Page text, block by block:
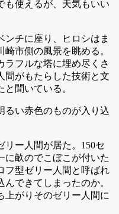
も使えるが、天気もいい
ンチに座り、ヒロシはま
市側の風景を眺める。
ラフルな塔に埋め尽くさ
間がもたらした技術と文
聞いている。
るい赤色のものが入り込
リー人間が居た。150セ
に畝のでこぼこが付いた
フ型ゼリー人間と呼ばれ
できてしまったのか。
上がりそのゼリー人間に